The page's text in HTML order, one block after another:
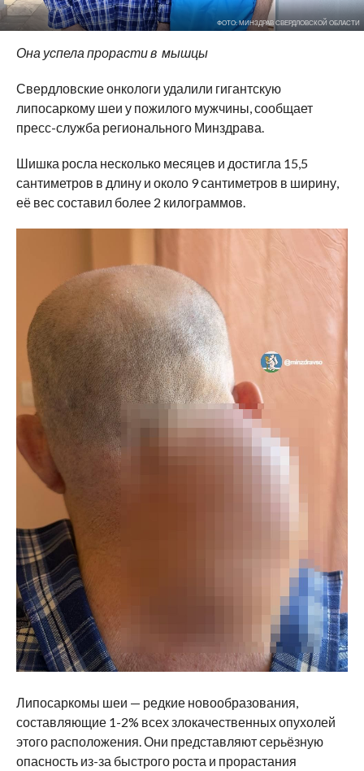
ФОТО: МИНЗДРАВ СВЕРДЛОВСКОЙ ОБЛАСТИ
Она успела прорасти в мышцы
Свердловские онкологи удалили гигантскую
липосаркому шеи у пожилого мужчины, сообщает
пресс-служба регионального Минздрава.
Шишка росла несколько месяцев и достигла 15,5
сантиметров в длину и около 9 сантиметров в ширину,
её вес составил более 2 килограммов.
Липосаркомы шеи — редкие новообразования,
составляющие 1-2% всех злокачественных опухолей
этого расположения. Они представляют серьёзную
опасность из-за быстрого роста и прорастания